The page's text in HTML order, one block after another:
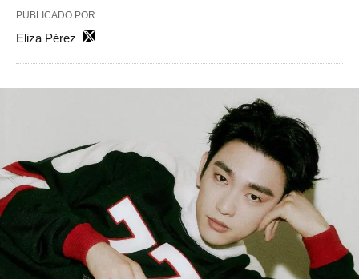
PUBLICADO POR
Eliza Pérez